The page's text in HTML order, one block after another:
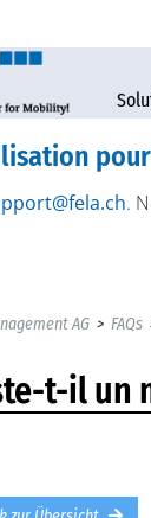
.
AG > FAQs
t-il un